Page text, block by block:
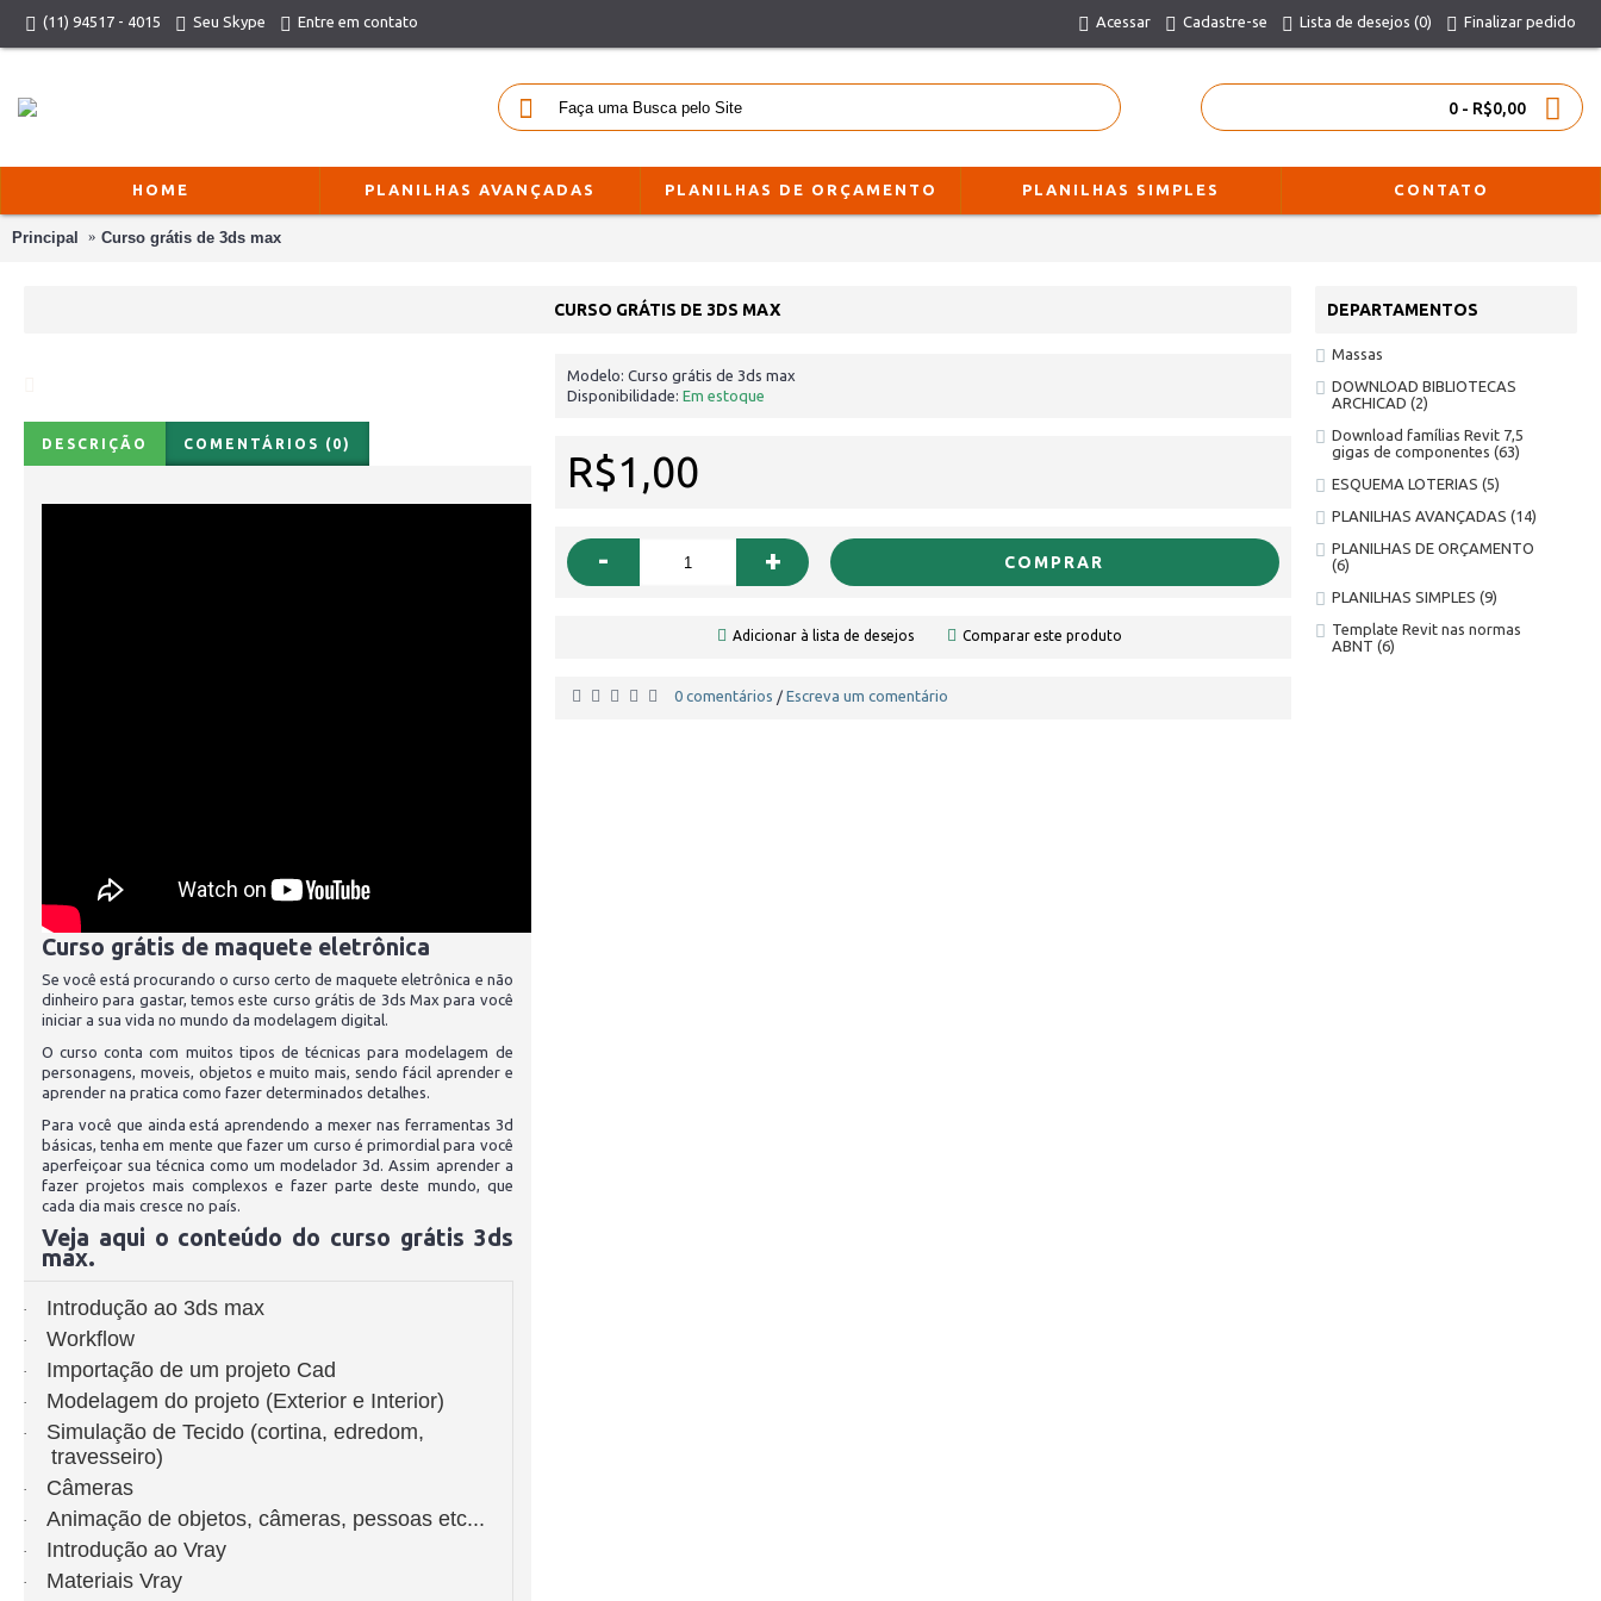
(11) 94517 - 4015 Seu Skype Entre em contato Acessar Cadastre-se Lista de desejos (0) Finalizar pedido
0 - R$0,00
HOME PLANILHAS AVANÇADAS PLANILHAS DE ORÇAMENTO PLANILHAS SIMPLES CONTATO
Principal Curso grátis de 3ds max
DEPARTAMENTOS
Massas
DOWNLOAD BIBLIOTECAS
ARCHICAD (2)
Download famílias Revit 7,5
gigas de componentes (63)
ESQUEMA LOTERIAS (5)
PLANILHAS AVANÇADAS (14)
PLANILHAS DE ORÇAMENTO
(6)
PLANILHAS SIMPLES (9)
Template Revit nas normas
ABNT (6)
CURSO GRÁTIS DE 3DS MAX
DESCRIÇÃO COMENTÁRIOS (0)
Curso grátis de maquete eletrônica
Se você está procurando o curso certo de maquete eletrônica e não
dinheiro para gastar, temos este curso grátis de 3ds Max para você
iniciar a sua vida no mundo da modelagem digital.
O curso conta com muitos tipos de técnicas para modelagem de
personagens, moveis, objetos e muito mais, sendo fácil aprender e
aprender na pratica como fazer determinados detalhes.
Para você que ainda está aprendendo a mexer nas ferramentas 3d
básicas, tenha em mente que fazer um curso é primordial para você
aperfeiçoar sua técnica como um modelador 3d. Assim aprender a
fazer projetos mais complexos e fazer parte deste mundo, que
cada dia mais cresce no país.
Veja aqui o conteúdo do curso grátis 3ds
max.
· Introdução ao 3ds max
· Workflow
· Importação de um projeto Cad
· Modelagem do projeto (Exterior e Interior)
·
Simulação de Tecido (cortina, edredom,
travesseiro)
· Câmeras
· Animação de objetos, câmeras, pessoas etc...
· Introdução ao Vray
·
Materiais Vray
Modelo: Curso grátis de 3ds max
Disponibilidade: Em estoque
R$1,00
- + COMPRAR
Adicionar à lista de desejos Comparar este produto
0 comentários / Escreva um comentário